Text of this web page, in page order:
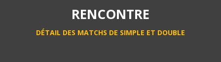
RENCONTRE
DÉTAIL DES MATCHS DE SIMPLE ET DOUBLE